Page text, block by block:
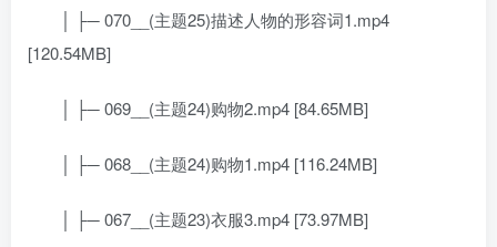
│ ├─ 070__(主题25)描述人物的形容词1.mp4
[120.54MB]
│ ├─ 069__(主题24)购物2.mp4 [84.65MB]
│ ├─ 068__(主题24)购物1.mp4 [116.24MB]
│ ├─ 067__(主题23)衣服3.mp4 [73.97MB]